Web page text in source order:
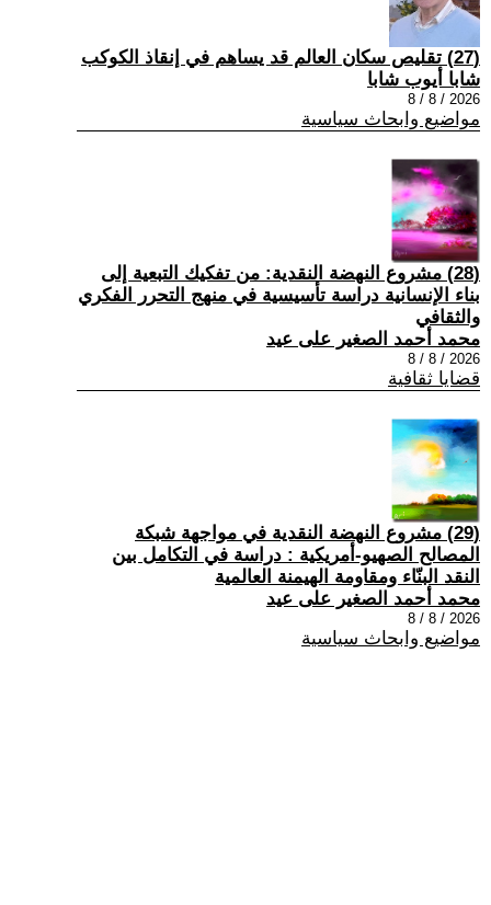
(27) تقليص سكان العالم قد يساهم في إنقاذ الكوكب
شابا أيوب شابا
2026 / 8 / 8
مواضيع وابحاث سياسية
(28) مشروع النهضة النقدية: من تفكيك التبعية إلى
بناء الإنسانية دراسة تأسيسية في منهج التحرر الفكري
والثقافي
محمد أحمد الصغير على عيد
2026 / 8 / 8
قضايا ثقافية
(29) مشروع النهضة النقدية في مواجهة شبكة
المصالح الصهيو-أمريكية : دراسة في التكامل بين
النقد البنّاء ومقاومة الهيمنة العالمية
محمد أحمد الصغير على عيد
2026 / 8 / 8
مواضيع وابحاث سياسية